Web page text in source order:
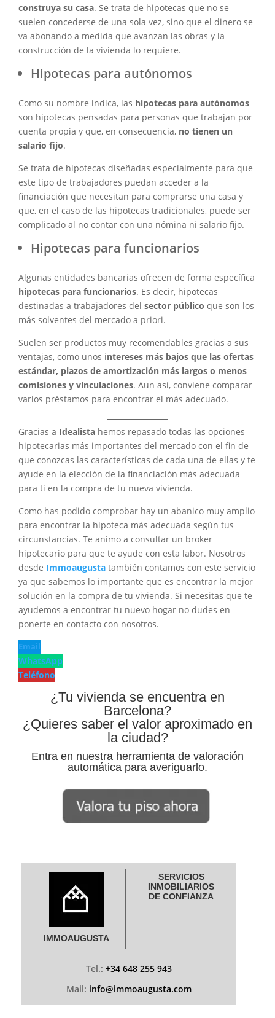
construya su casa. Se trata de hipotecas que no se
suelen concederse de una sola vez, sino que el dinero se
va abonando a medida que avanzan las obras y la
construcción de la vivienda lo requiere.
Hipotecas para autónomos
Como su nombre indica, las hipotecas para autónomos
son hipotecas pensadas para personas que trabajan por
cuenta propia y que, en consecuencia, no tienen un
salario fijo.
Se trata de hipotecas diseñadas especialmente para que
este tipo de trabajadores puedan acceder a la
financiación que necesitan para comprarse una casa y
que, en el caso de las hipotecas tradicionales, puede ser
complicado al no contar con una nómina ni salario fijo.
Hipotecas para funcionarios
Algunas entidades bancarias ofrecen de forma específica
hipotecas para funcionarios. Es decir, hipotecas
destinadas a trabajadores del sector público que son los
más solventes del mercado a priori.
Suelen ser productos muy recomendables gracias a sus
ventajas, como unos intereses más bajos que las ofertas
estándar, plazos de amortización más largos o menos
comisiones y vinculaciones. Aun así, conviene comparar
varios préstamos para encontrar el más adecuado.
Gracias a Idealista hemos repasado todas las opciones
hipotecarias más importantes del mercado con el fin de
que conozcas las características de cada una de ellas y te
ayude en la elección de la financiación más adecuada
para ti en la compra de tu nueva vivienda.
Como has podido comprobar hay un abanico muy amplio
para encontrar la hipoteca más adecuada según tus
circunstancias. Te animo a consultar un broker
hipotecario para que te ayude con esta labor. Nosotros
desde Immoaugusta también contamos con este servicio
ya que sabemos lo importante que es encontrar la mejor
solución en la compra de tu vivienda. Si necesitas que te
ayudemos a encontrar tu nuevo hogar no dudes en
ponerte en contacto con nosotros.
Email
WhatsApp
Teléfono
¿Tu vivienda se encuentra en
Barcelona?
¿Quieres saber el valor aproximado en
la ciudad?
Entra en nuestra herramienta de valoración
automática para averiguarlo.
IMMOAUGUSTA
SERVICIOS
INMOBILIARIOS
DE CONFIANZA
Tel.: +34 648 255 943
Mail: info@immoaugusta.com